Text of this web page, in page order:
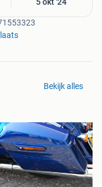
Bekijk alles